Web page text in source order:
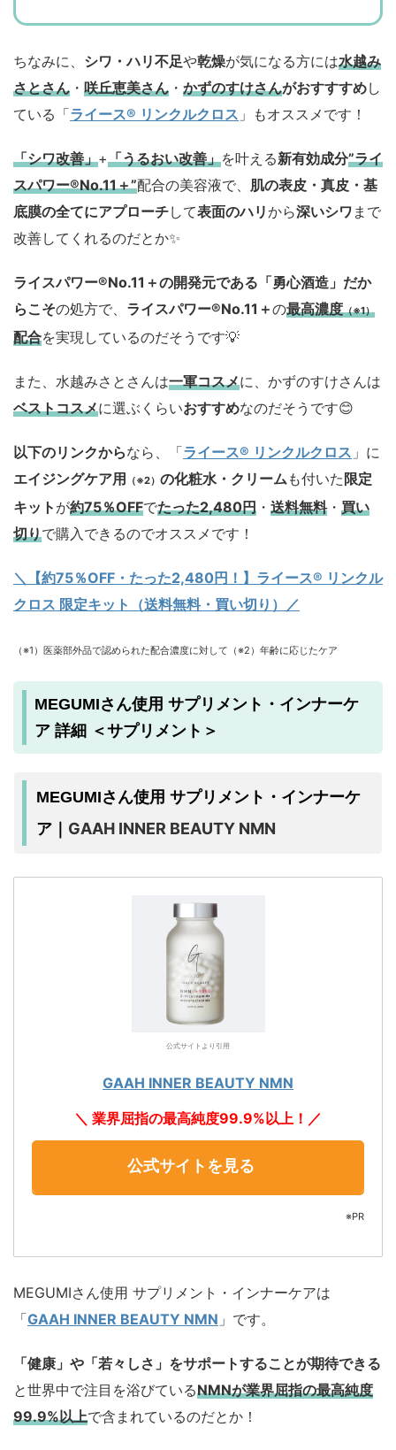
ちなみに、 シワ・ハリ不足や乾燥が気になる方には水越み
さとさん ・ 咲丘恵美さん ・ かずのすけさんがおすすすめし
ている「ライース® リンクルクロス 」もオススメです！
「シワ改善」+「うるおい改善」を叶える新有効成分”ライ
スパワー®No.11＋”配合の美容液で、 肌の表皮・真皮・基
底膜の全てにアプローチして表面のハリから深いシワ まで
改善してくれるのだとか✨
ライスパワー®No.11＋の開発元である「勇心酒造」 だか
らこその処方で、 ライスパワー®No.11＋の最高濃度（※1）
配合を実現しているのだそうです💡
また、水越みさとさんは一軍コスメに、かずのすけさんは
ベストコスメに選ぶくらいおすすめなのだそうです😊
以下のリンクからなら、「ライース® リンクルクロス 」に
エイジングケア用 （※2） の化粧水・クリーム も付いた限定
キット が約75％OFFでたった2,480円 ・ 送料無料・ 買い
切りで購入できるのでオススメです！
＼【約75％OFF・たった2,480円！ 】ライース® リンクル
クロス 限定キット（送料無料・買い切り）／
（※1）医薬部外品で認められた配合濃度に対して（※2）年齢に応じたケア
MEGUMIさん使用 サプリメント・インナーケ
ア 詳細 ＜サプリメント＞
MEGUMIさん使用 サプリメント・インナーケ
ア｜ GAAH INNER BEAUTY NMN
公式サイトより引用
GAAH INNER BEAUTY NMN
＼ 業界屈指の最高純度99.9%以上！／
公式サイトを見る
※PR
MEGUMIさん使用 サプリメント・インナーケアは
「GAAH INNER BEAUTY NMN 」です。
「健康」や「若々しさ」をサポートすることが期待できる
と世界中で注目を浴びているNMNが業界屈指の最高純度
99.9%以上で含まれているのだとか！